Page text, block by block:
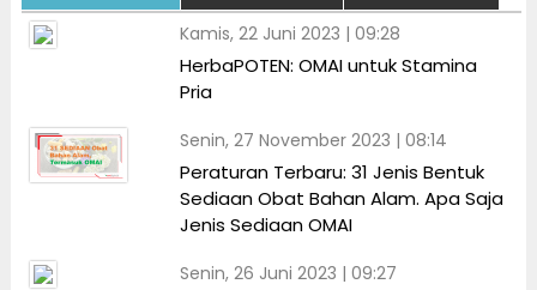
Kamis, 22 Juni 2023 | 09:28
HerbaPOTEN: OMAI untuk Stamina
Pria
Senin, 27 November 2023 | 08:14
Peraturan Terbaru: 31 Jenis Bentuk
Sediaan Obat Bahan Alam. Apa Saja
Jenis Sediaan OMAI
Senin, 26 Juni 2023 | 09:27